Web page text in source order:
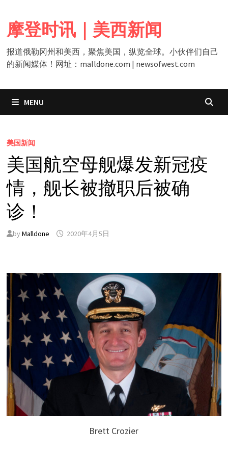
content
摩登时讯｜美西新闻
报道俄勒冈州和美西，聚焦美国，纵览全球。小伙伴们自己
的新闻媒体！网址：malldone.com | newsofwest.com
MENU
美国新闻
美国航空母舰爆发新冠疫
情，舰长被撤职后被确
诊！
by Malldone 2020年4月5日
Brett Crozier